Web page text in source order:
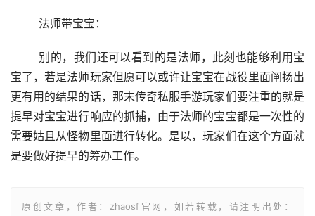
	法师带宝宝：
宝了，若是法师玩家但愿可以或许让宝宝在战役里面阐扬出
更有用的结果的话，那末传奇私服手游玩家们要注重的就是
提早对宝宝进行响应的抓捕，由于法师的宝宝都是一次性的
需要姑且从怪物里面进行转化。是以，玩家们在这个方面就
是要做好提早的筹办工作。
原创文章，作者：zhaosf官网，如若转载，请注明出处：